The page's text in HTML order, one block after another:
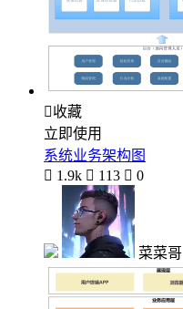
收藏
立即使用
系统业务架构图
 1.9k  113  0
菜菜哥